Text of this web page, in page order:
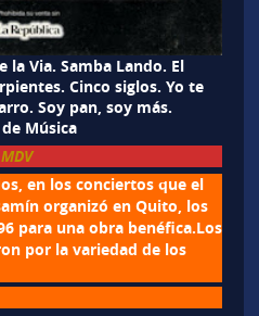
la Via. Samba Lando. El
Cinco siglos. Yo te
Soy pan, soy más.
Música
MDV
en los conciertos que el
organizó en Quito, los
para una obra benéfica.Los
por la variedad de los